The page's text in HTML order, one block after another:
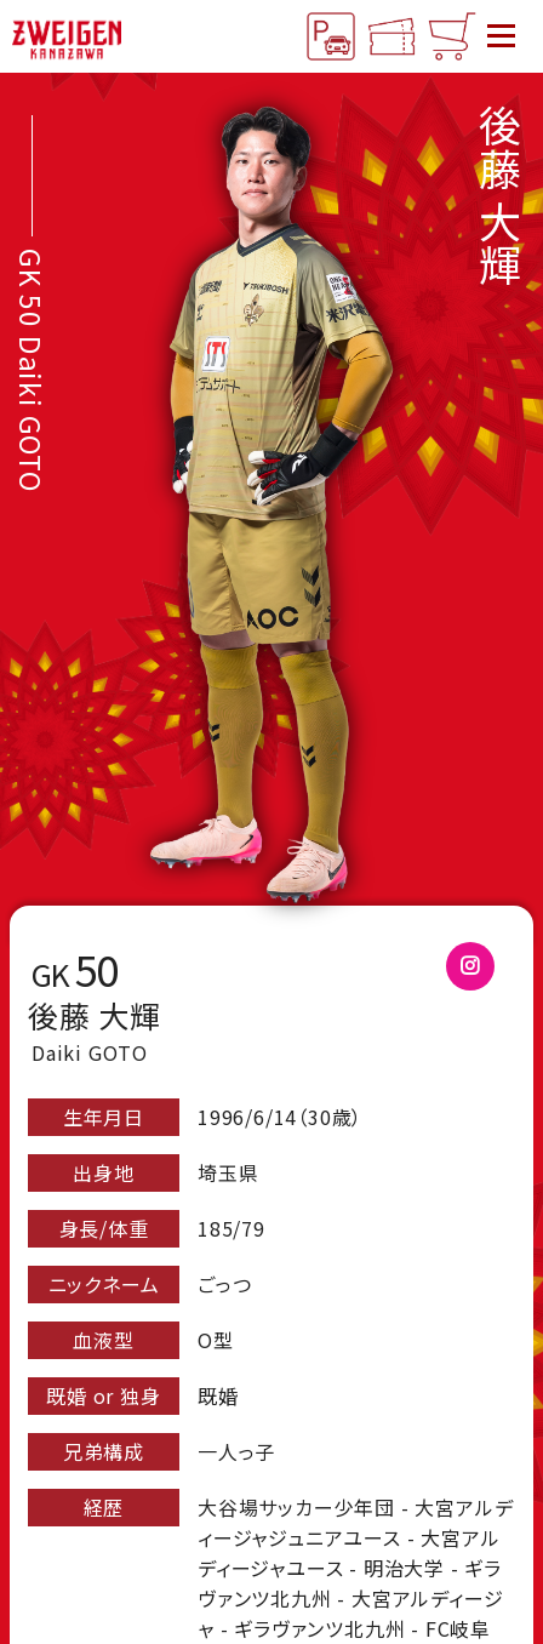
GK50
後藤 大輝
Daiki GOTO
生年月日
1996/6/14（30歳）
出身地
埼玉県
身長/体重
185/79
ニックネーム
ごっつ
血液型
O型
既婚 or 独身
既婚
兄弟構成
一人っ子
経歴
大谷場サッカー少年団 - 大宮アルデ
ィージャジュニアユース - 大宮アル
ディージャユース - 明治大学 - ギラ
ヴァンツ北九州 - 大宮アルディージ
ャ - ギラヴァンツ北九州 - FC岐阜
GK 50 Daiki GOTO
後藤 大輝